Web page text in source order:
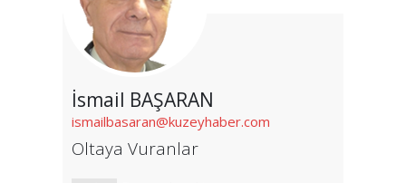
İsmail BAŞARAN
ismailbasaran@kuzeyhaber.com
Oltaya Vuranlar